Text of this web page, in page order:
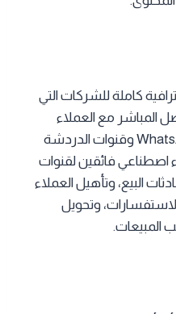
كاملة للشركات التي
المباشر مع العملاء
(B2C) وتحديداً عبر تطبيق WhatsApp وقنوات الدردشة
اصطناعي فائقين لقنوات
البيع، وتأهيل العملاء
الاستفسارات، وتحويل
المبيعات.